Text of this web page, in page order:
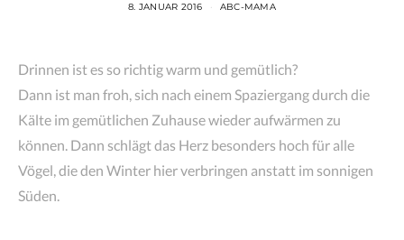
8. JANUAR 2016 ABC-MAMA
Drinnen ist es so richtig warm und gemütlich?
Dann ist man froh, sich nach einem Spaziergang durch die
Kälte im gemütlichen Zuhause wieder aufwärmen zu
können. Dann schlägt das Herz besonders hoch für alle
Vögel, die den Winter hier verbringen anstatt im sonnigen
Süden.